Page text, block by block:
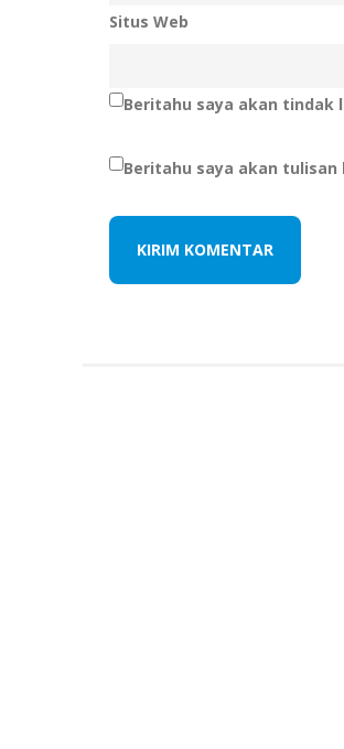
Situs Web
Beritahu saya akan tindak
Beritahu saya akan tulisan